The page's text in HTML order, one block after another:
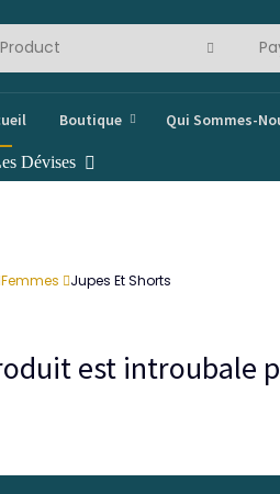
Boutique Qui Sommes-
Dévises
Femmes Jupes Et Shorts
est introubale